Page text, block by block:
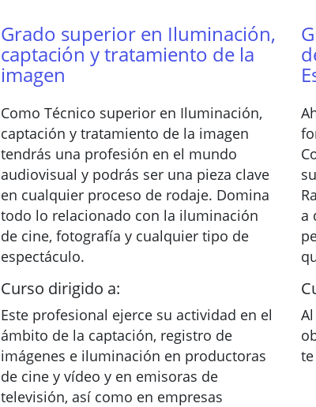
Grado superior en Iluminación,
captación y tratamiento de la
imagen
Como Técnico superior en Iluminación,
captación y tratamiento de la imagen
tendrás una profesión en el mundo
audiovisual y podrás ser una pieza clave
en cualquier proceso de rodaje. Domina
todo lo relacionado con la iluminación
de cine, fotografía y cualquier tipo de
espectáculo.
Curso dirigido a:
Este profesional ejerce su actividad en el
ámbito de la captación, registro de
imágenes e iluminación en productoras
de cine y vídeo y en emisoras de
televisión, así como en empresas
a